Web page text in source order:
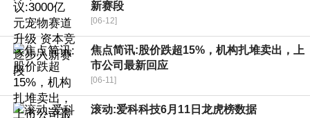
新赛段
[06-12]
焦点简讯:股价跌超15%，机构扎堆卖出，上
市公司最新回应
[06-11]
滚动:爱科科技6月11日龙虎榜数据